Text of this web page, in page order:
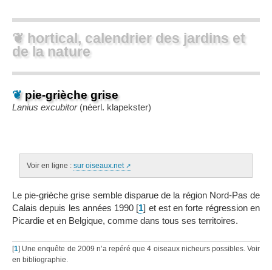
❦ hortical, calendrier des jardins et
de la nature
❦ pie-grièche grise
Lanius excubitor(néerl. klapekster)
Voir en ligne : sur oiseaux.net
Le pie-grièche grise semble disparue de la région Nord-Pas de
Calais depuis les années 1990 [1] et est en forte régression en
Picardie et en Belgique, comme dans tous ses territoires.
[1] Une enquête de 2009 n’a repéré que 4 oiseaux nicheurs possibles. Voir
en bibliographie.